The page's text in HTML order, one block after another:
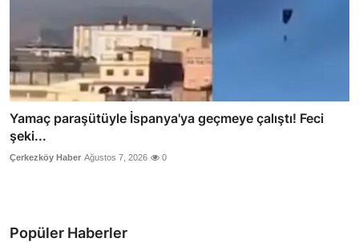
Yamaç paraşütüyle İspanya'ya geçmeye çalıştı! Feci
şeki...
Çerkezköy Haber Ağustos 7, 2026 0
Popüler Haberler